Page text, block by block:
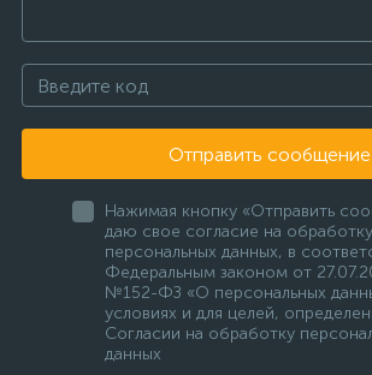
Отправить сообщение
Нажимая кнопку «Отправить
даю свое согласие на
персональных данных, в
Федеральным законом от
№152-ФЗ «О персональных
условиях и для целей,
Согласии на обработку
данных